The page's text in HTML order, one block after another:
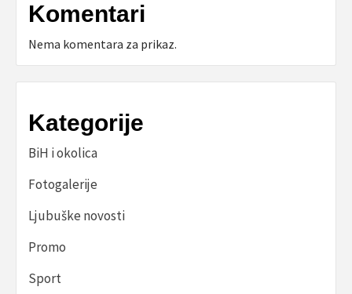
Komentari
Nema komentara za prikaz.
Kategorije
BiH i okolica
Fotogalerije
Ljubuške novosti
Promo
Sport